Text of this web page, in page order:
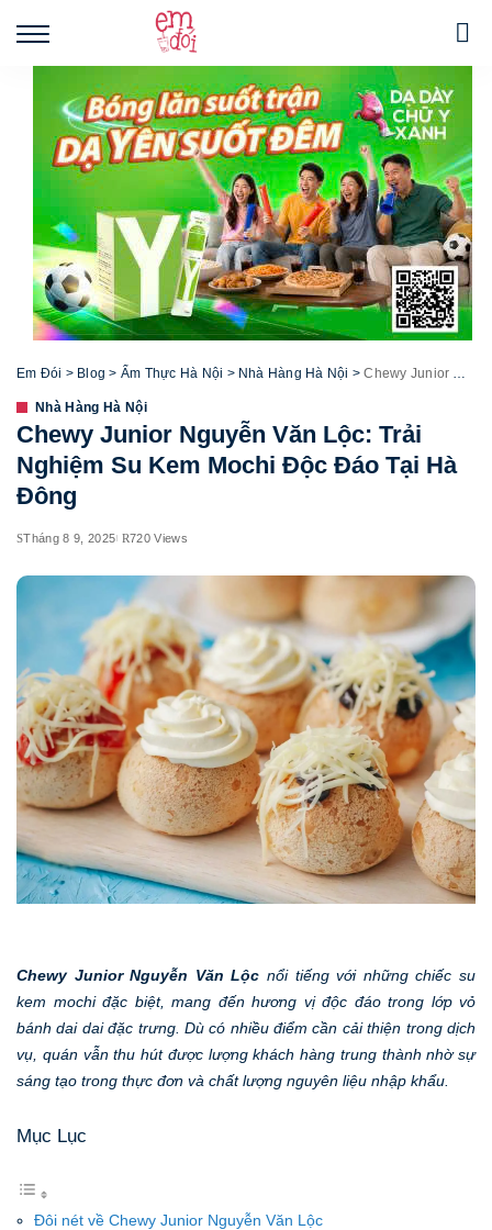
Em Đói > Blog > Ẩm Thực Hà Nội > Nhà Hàng Hà Nội >Chewy Junior Nguyễn Văn Lộc: Trải Nghiệm Su Kem Mochi Độc Đáo Tại Hà Đông
Nhà Hàng Hà Nội
Chewy Junior Nguyễn Văn Lộc: Trải
Nghiệm Su Kem Mochi Độc Đáo Tại Hà
Đông
Tháng 8 9, 2025 720 Views
Chewy Junior Nguyễn Văn Lộc nổi tiếng với những chiếc su
kem mochi đặc biệt, mang đến hương vị độc đáo trong lớp vỏ
bánh dai dai đặc trưng. Dù có nhiều điểm cần cải thiện trong dịch
vụ, quán vẫn thu hút được lượng khách hàng trung thành nhờ sự
sáng tạo trong thực đơn và chất lượng nguyên liệu nhập khẩu.
Mục Lục
Đôi nét về Chewy Junior Nguyễn Văn Lộc